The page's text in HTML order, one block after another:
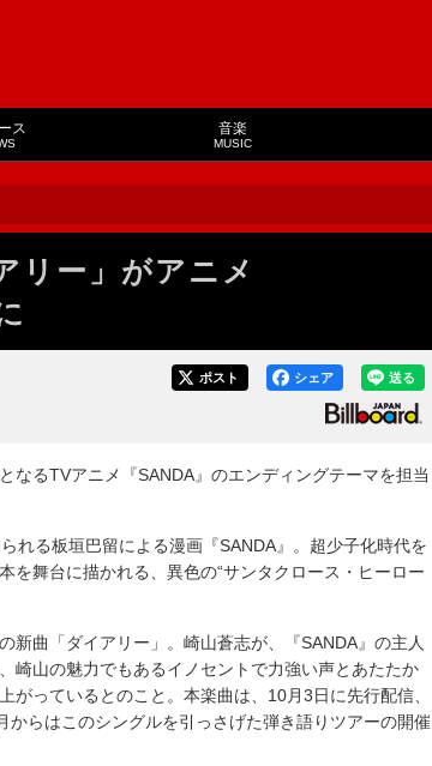
ス 音楽
MUSIC
リー」がアニメ
送る
シェア
ポスト
るTVアニメ『SANDA』のエンディングテーマを担当
れる板垣巴留による漫画『SANDA』。超少子化時代を
を舞台に描かれる、異色の“サンタクロース・ヒーロー
曲「ダイアリー」。崎山蒼志が、『SANDA』の主人
崎山の魅力でもあるイノセントで力強い声とあたたか
がっているとのこと。本楽曲は、10月3日に先行配信、
らはこのシングルを引っさげた弾き語りツアーの開催